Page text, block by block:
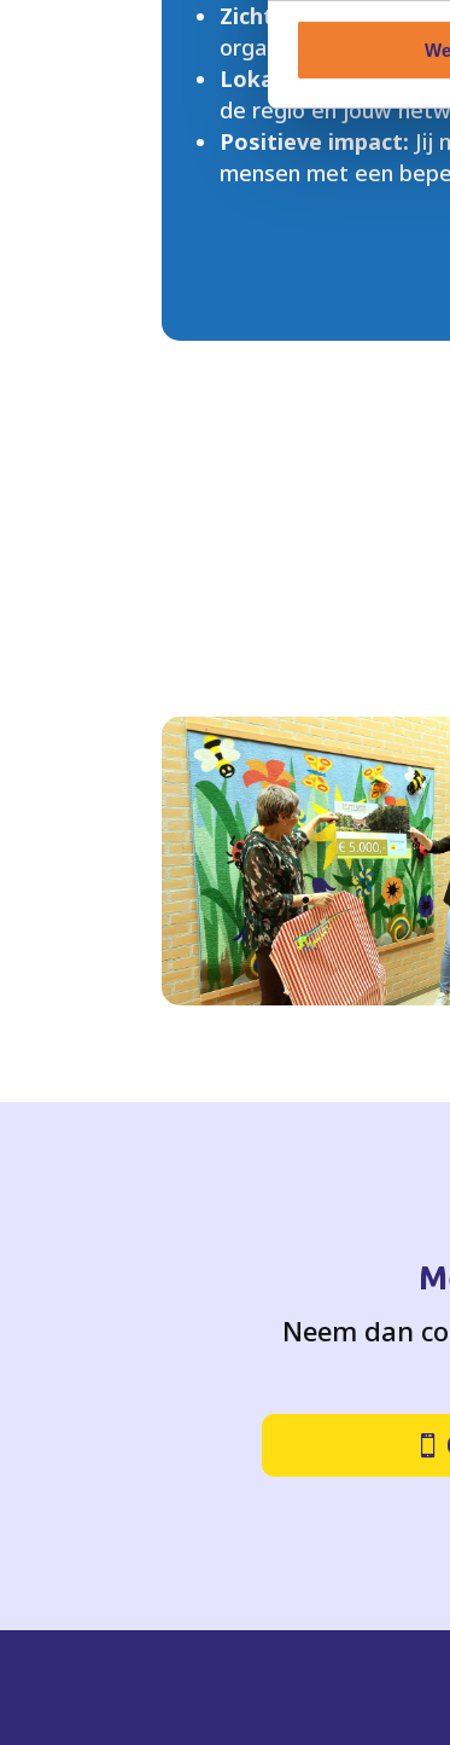
Zichtbare
organisatie bijdraagt
Lokale verbinding:
de regio en jouw
Positieve impact: Jij
mensen met een
Neem dan